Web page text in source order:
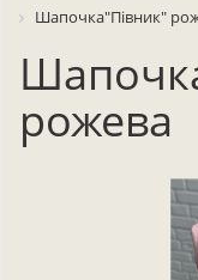
Шапочка"Півник"
рожева